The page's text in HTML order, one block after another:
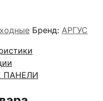
Бренд: АРГУС
ПАНЕЛИ